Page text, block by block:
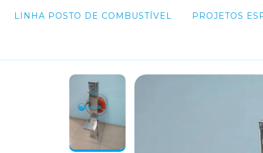
LINHA POSTO DE COMBUSTÍVEL PROJETOS